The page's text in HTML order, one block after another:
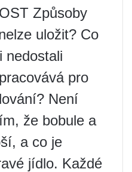
Způsoby
uložit? Co
nedostali
pro
Není
že bobule a
a co je
jídlo. Každé